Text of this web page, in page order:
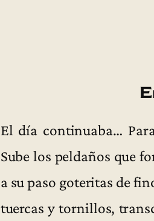
El día continuaba…
Sube los peldaños que
a su paso goteritas de
tuercas y tornillos,